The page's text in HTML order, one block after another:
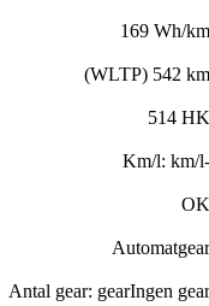
169 Wh/km
(WLTP) 542 km
514 HK
Km/l: -
km/l
OK
Automatgear
Antal gear: Ingen gear
gear